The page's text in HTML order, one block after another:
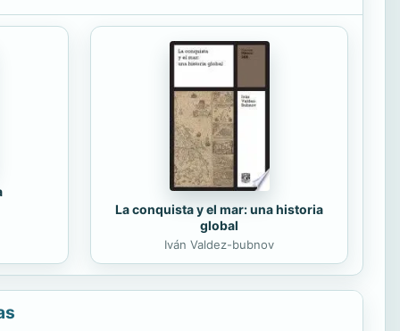
La conquista y el mar: una historia
global
Iván Valdez-bubnov